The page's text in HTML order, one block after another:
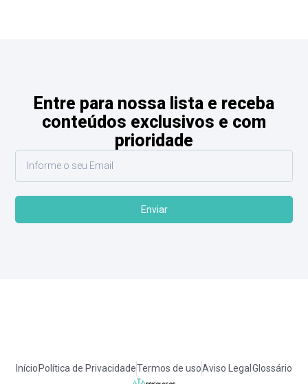
Entre para nossa lista e receba
conteúdos exclusivos e com
prioridade
Enviar
Início Política de PrivacidadeTermos de usoAviso Legal Glossário